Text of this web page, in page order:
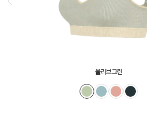
올리브그린